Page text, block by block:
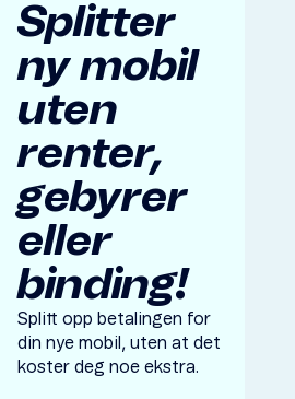
Splitter
ny mobil
uten
renter,
gebyrer
eller
binding!
Splitt opp betalingen for
din nye mobil, uten at det
koster deg noe ekstra.